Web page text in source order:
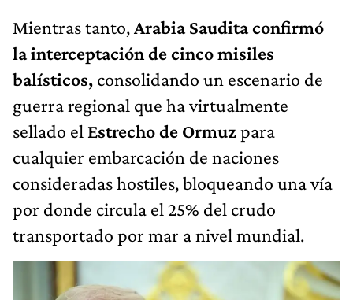
Mientras tanto,Arabia Saudita confirmó
la interceptación de cinco misiles
balísticos, consolidando un escenario de
guerra regional que ha virtualmente
sellado el Estrecho de Ormuzpara
cualquier embarcación de naciones
consideradas hostiles, bloqueando una vía
por donde circula el 25% del crudo
transportado por mar a nivel mundial.